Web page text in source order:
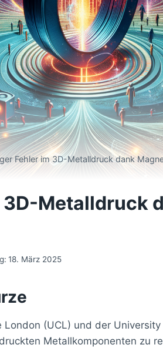
Fehler im 3D-Metalldruck dank
3D-Metalldruck
18. März 2025
London (UCL) und der
Metallkomponenten zu